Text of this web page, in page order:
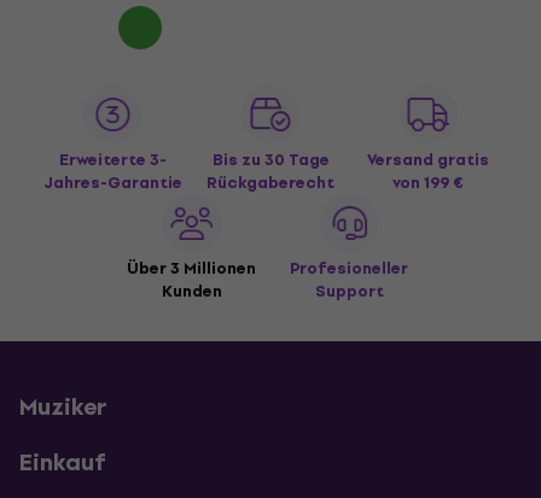
Erweiterte 3-
Jahres-Garantie
Bis zu 30 Tage
Rückgaberecht
Versand gratis
von 199 €
Über 3 Millionen
Kunden
Profesioneller
Support
Muziker
Einkauf